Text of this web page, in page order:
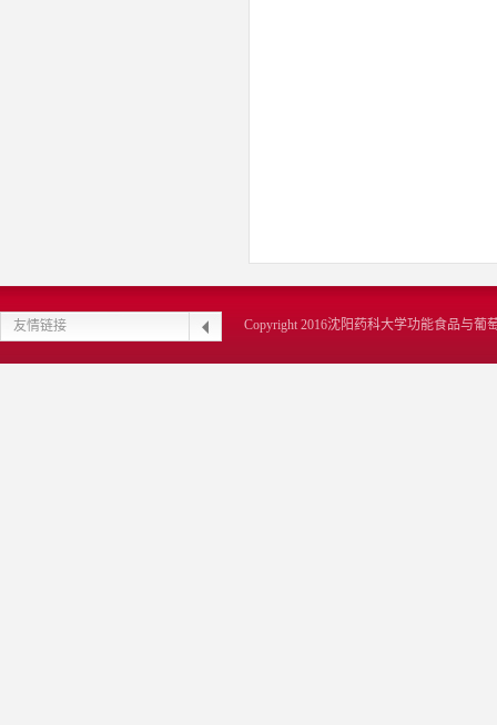
友情链接 Copyright 2016沈阳药科大学功能食品与葡